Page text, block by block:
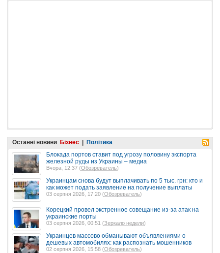
Останні новини Бізнес | Політика
Блокада портов ставит под угрозу половину экспорта
железной руды из Украины – медиа
Вчора, 12:37 (Обозреватель)
Украинцам снова будут выплачивать по 5 тыс. грн: кто и
как может подать заявление на получение выплаты
03 серпня 2026, 17:20 (Обозреватель)
Корецкий провел экстренное совещание из-за атак на
украинские порты
03 серпня 2026, 00:51 (Зеркало недели)
Украинцев массово обманывают объявлениями о
дешевых автомобилях: как распознать мошенников
02 серпня 2026, 15:58 (Обозреватель)